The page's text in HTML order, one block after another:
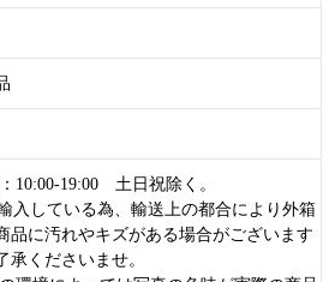
10:00-19:00 土日祝除く。
入している為、輸送上の都合により外箱
品に汚れやキズがある場合がございます
承くださいませ。